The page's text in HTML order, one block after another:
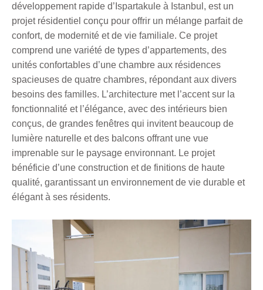
développement rapide d’Ispartakule à Istanbul, est un
projet résidentiel conçu pour offrir un mélange parfait de
confort, de modernité et de vie familiale. Ce projet
comprend une variété de types d’appartements, des
unités confortables d’une chambre aux résidences
spacieuses de quatre chambres, répondant aux divers
besoins des familles. L’architecture met l’accent sur la
fonctionnalité et l’élégance, avec des intérieurs bien
conçus, de grandes fenêtres qui invitent beaucoup de
lumière naturelle et des balcons offrant une vue
imprenable sur le paysage environnant. Le projet
bénéficie d’une construction et de finitions de haute
qualité, garantissant un environnement de vie durable et
élégant à ses résidents.